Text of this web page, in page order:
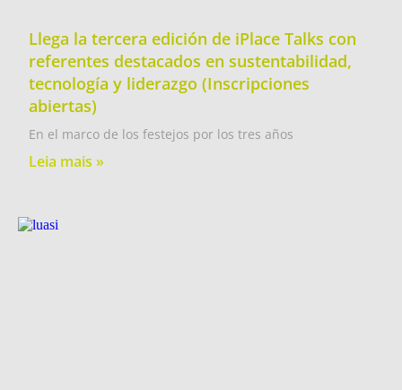
Llega la tercera edición de iPlace Talks con
referentes destacados en sustentabilidad,
tecnología y liderazgo (Inscripciones
abiertas)
En el marco de los festejos por los tres años
Leia mais »